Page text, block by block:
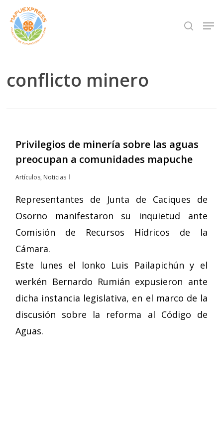
Skip
main
search
conflicto minero
Privilegios de minería sobre las aguas
preocupan a comunidades mapuche
Artículos, Noticias
Representantes de Junta de Caciques de
Osorno manifestaron su inquietud ante
Comisión de Recursos Hídricos de la
Cámara.
Este lunes el lonko Luis Pailapichún y el
werkén Bernardo Rumián expusieron ante
dicha instancia legislativa, en el marco de la
discusión sobre la reforma al Código de
Aguas.
Close